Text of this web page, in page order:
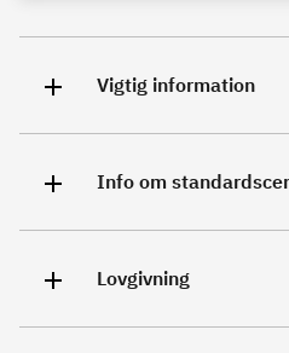
Vigtig information
Info om
Lovgivning